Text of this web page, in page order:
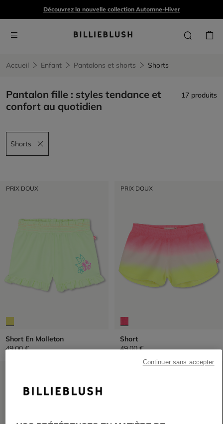
Découvrez la nouvelle collection Automne-Hiver
Accueil Enfant Pantalons et shorts Shorts
Pantalon fille : styles tendance et
confort au quotidien
17 produits
Shorts
Remove filter Shorts
PRIX DOUX
Short En Molleton
49,00 €
PRIX DOUX
Short
49,00 €
PRIX DOUX
Continuer sans accepter